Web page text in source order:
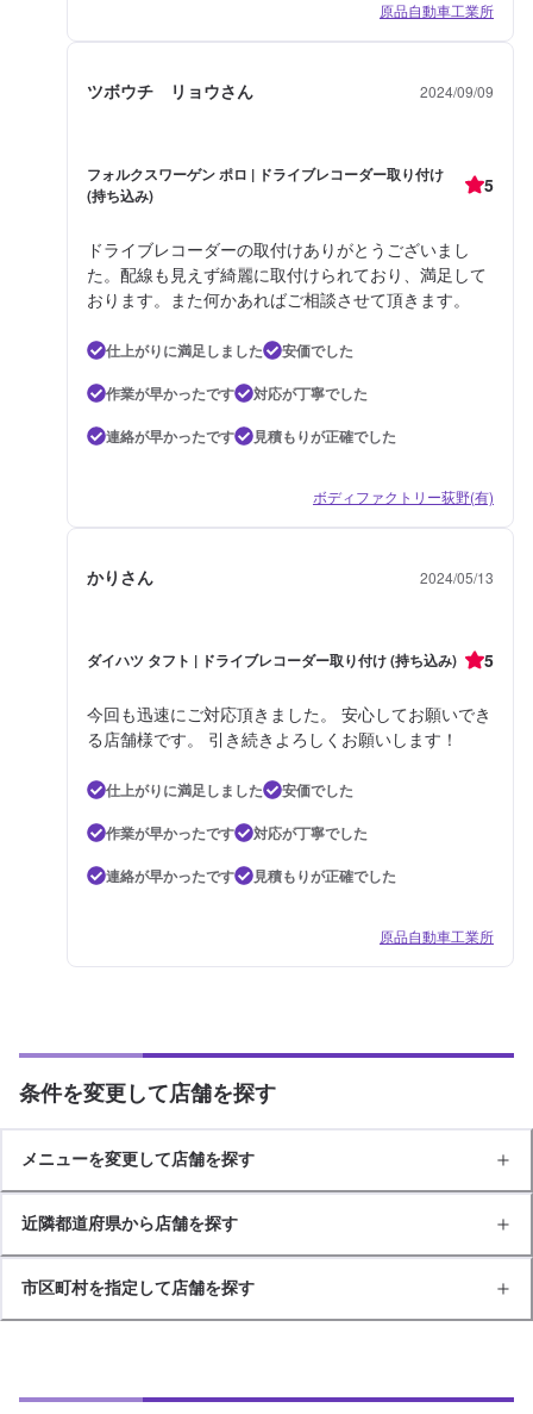
原品自動車工業所
ツボウチ リョウさん 2024/09/09
フォルクスワーゲン ポロ | ドライブレコーダー取り付け
(持ち込み)
5
ドライブレコーダーの取付けありがとうございまし
た。配線も見えず綺麗に取付けられており、満足して
おります。また何かあればご相談させて頂きます。
仕上がりに満足しました
安価でした
作業が早かったです
対応が丁寧でした
連絡が早かったです
見積もりが正確でした
ボディファクトリー荻野(有)
かりさん 2024/05/13
ダイハツ タフト | ドライブレコーダー取り付け (持ち込み) 5
今回も迅速にご対応頂きました。 安心してお願いでき
る店舗様です。 引き続きよろしくお願いします！
仕上がりに満足しました
安価でした
作業が早かったです
対応が丁寧でした
連絡が早かったです
見積もりが正確でした
原品自動車工業所
条件を変更して店舗を探す
メニューを変更して店舗を探す
近隣都道府県から店舗を探す
市区町村を指定して店舗を探す